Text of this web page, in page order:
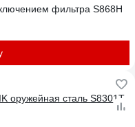
фильтра S868H